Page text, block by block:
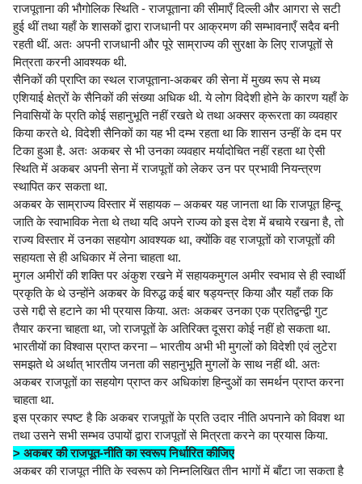
राजपूताना की भौगोलिक स्थिति - राजपूताना की सीमाएँ दिल्ली और आगरा से सटी
हुई थीं तथा यहाँ के शासकों द्वारा राजधानी पर आक्रमण की सम्भावनाएँ सदैव बनी
रहती थीं. अतः अपनी राजधानी और पूरे साम्राज्य की सुरक्षा के लिए राजपूतों से
मित्रता करनी आवश्यक थी.
सैनिकों की प्राप्ति का स्थल राजपूताना-अकबर की सेना में मुख्य रूप से मध्य
एशियाई क्षेत्रों के सैनिकों की संख्या अधिक थी. ये लोग विदेशी होने के कारण यहाँ के
निवासियों के प्रति कोई सहानुभूति नहीं रखते थे तथा अक्सर क्रूरता का व्यवहार
किया करते थे. विदेशी सैनिकों का यह भी दम्भ रहता था कि शासन उन्हीं के दम पर
टिका हुआ है. अतः अकबर से भी उनका व्यवहार मर्यादोचित नहीं रहता था ऐसी
स्थिति में अकबर अपनी सेना में राजपूतों को लेकर उन पर प्रभावी नियन्त्रण
स्थापित कर सकता था.
अकबर के साम्राज्य विस्तार में सहायक – अकबर यह जानता था कि राजपूत हिन्दू
जाति के स्वाभाविक नेता थे तथा यदि अपने राज्य को इस देश में बचाये रखना है, तो
राज्य विस्तार में उनका सहयोग आवश्यक था, क्योंकि वह राजपूतों को राजपूतों की
सहायता से ही अधिकार में लेना चाहता था.
मुगल अमीरों की शक्ति पर अंकुश रखने में सहायकमुगल अमीर स्वभाव से ही स्वार्थी
प्रकृति के थे उन्होंने अकबर के विरुद्ध कई बार षड्यन्त्र किया और यहाँ तक कि
उसे गद्दी से हटाने का भी प्रयास किया. अतः अकबर उनका एक प्रतिद्वन्द्वी गुट
तैयार करना चाहता था, जो राजपूतों के अतिरिक्त दूसरा कोई नहीं हो सकता था.
भारतीयों का विश्वास प्राप्त करना – भारतीय अभी भी मुगलों को विदेशी एवं लुटेरा
समझते थे अर्थात् भारतीय जनता की सहानुभूति मुगलों के साथ नहीं थी. अतः
अकबर राजपूतों का सहयोग प्राप्त कर अधिकांश हिन्दुओं का समर्थन प्राप्त करना
चाहता था.
इस प्रकार स्पष्ट है कि अकबर राजपूतों के प्रति उदार नीति अपनाने को विवश था
तथा उसने सभी सम्भव उपायों द्वारा राजपूतों से मित्रता करने का प्रयास किया.
> अकबर की राजपूत-नीति का स्वरूप निर्धारित कीजिए
अकबर की राजपूत नीति के स्वरूप को निम्नलिखित तीन भागों में बाँटा जा सकता है